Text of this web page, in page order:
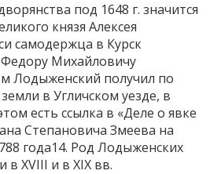
под 1648 г. значится
князя Алексея
самодержца в Курск
Михайловичу
Лодыженский получил по
в Угличском уезде, в
есть ссылка в «Деле о явке
Степановича Змеева на
года14. Род Лодыженских
в XVIII и в XIX вв.